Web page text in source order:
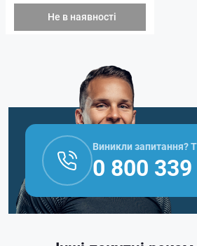
Не в наявності
Виникли запитання?
0 800